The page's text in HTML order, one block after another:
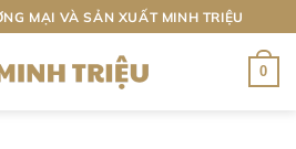
MẠI VÀ SẢN XUẤT MINH TRIỆU
0